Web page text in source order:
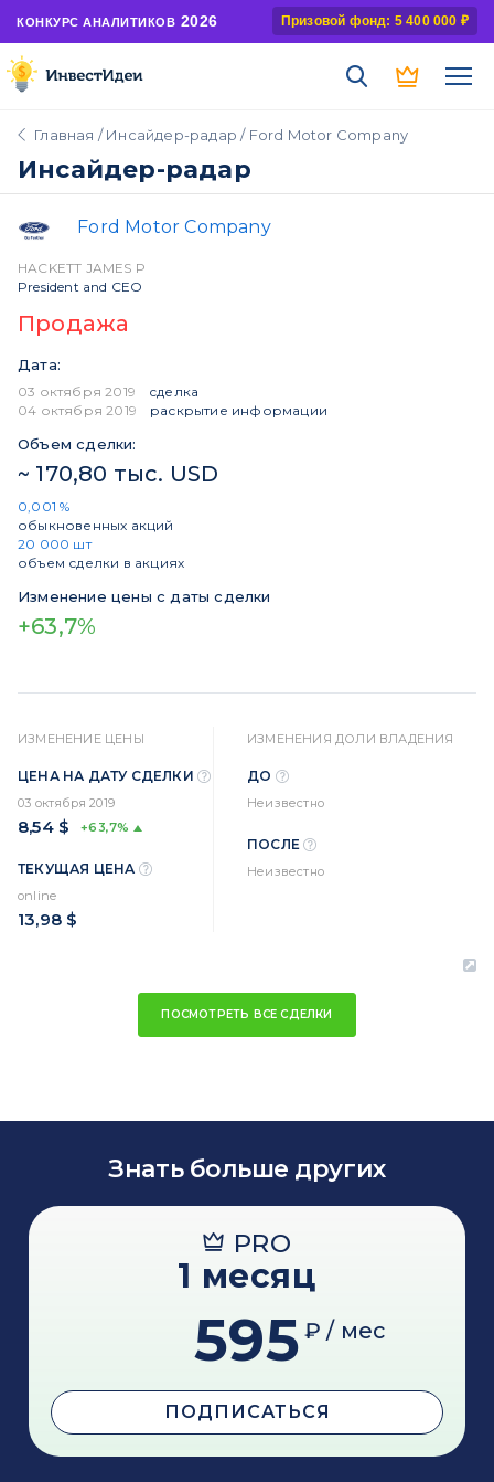
КОНКУРС АНАЛИТИКОВ 2026 Призовой фонд: 5 400 000 ₽
Главная /Инсайдер-радар / Ford Motor Company
Инсайдер-радар
Ford Motor Company
HACKETT JAMES P
President and CEO
Продажа
Дата:
03 октября 2019
сделка
04 октября 2019
раскрытие информации
Объем сделки:
~ 170,80 тыс. USD
0,001 %
обыкновенных акций
20 000 шт
объем сделки в акциях
Изменение цены с даты сделки
+63,7%
ИЗМЕНЕНИЕ ЦЕНЫ
ЦЕНА НА ДАТУ СДЕЛКИ
03 октября 2019
8,54 $ +63,7%
ТЕКУЩАЯ ЦЕНА
online
13,98 $
ИЗМЕНЕНИЯ ДОЛИ ВЛАДЕНИЯ
ДО
Неизвестно
ПОСЛЕ
Неизвестно
ПОСМОТРЕТЬ ВСЕ СДЕЛКИ
Знать больше других
PRO
1 месяц
595 ₽ / мес
ПОДПИСАТЬСЯ